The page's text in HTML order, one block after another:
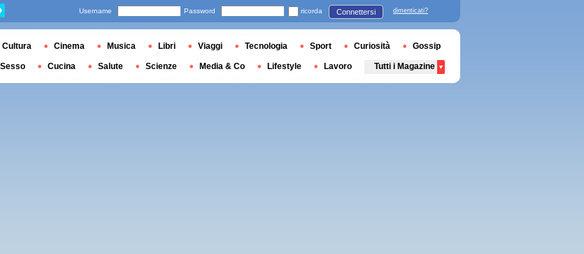
Username Password ricorda Connettersi dimenticati?
Cultura Cinema Musica Libri Viaggi Tecnologia Sport Curiosità Gossip
Sesso Cucina Salute Scienze Media & Co Lifestyle Lavoro Tutti i Magazine